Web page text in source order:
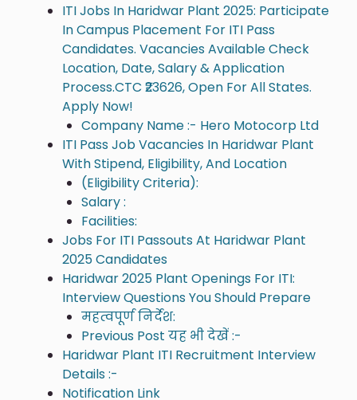
ITI Jobs In Haridwar Plant 2025: Participate
In Campus Placement For ITI Pass
Candidates. Vacancies Available Check
Location, Date, Salary & Application
Process.CTC ₹23626, Open For All States.
Apply Now!
Company Name :- Hero Motocorp Ltd
ITI Pass Job Vacancies In Haridwar Plant
With Stipend, Eligibility, And Location
(Eligibility Criteria):
Salary :
Facilities:
Jobs For ITI Passouts At Haridwar Plant
2025 Candidates
Haridwar 2025 Plant Openings For ITI:
Interview Questions You Should Prepare
महत्वपूर्ण निर्देश:
Previous Post यह भी देखें :-
Haridwar Plant ITI Recruitment Interview
Details :-
Notification Link